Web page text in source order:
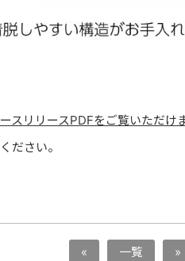
スリリースPDFをご覧いただけま
ださい。
« 一覧 »